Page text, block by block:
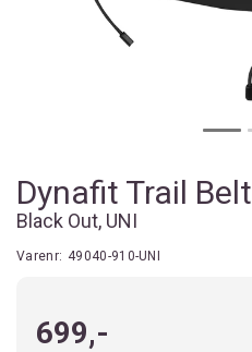
Dynafit Trail Belt
Black Out, UNI
Varenr: 49040-910-UNI
699,-